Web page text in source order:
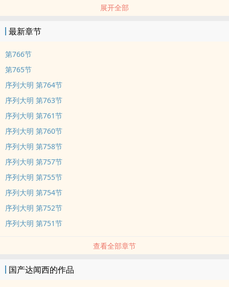
展开全部
最新章节
第766节
第765节
序列大明 第764节
序列大明 第763节
序列大明 第761节
序列大明 第760节
序列大明 第758节
序列大明 第757节
序列大明 第755节
序列大明 第754节
序列大明 第752节
序列大明 第751节
查看全部章节
国产达闻西的作品